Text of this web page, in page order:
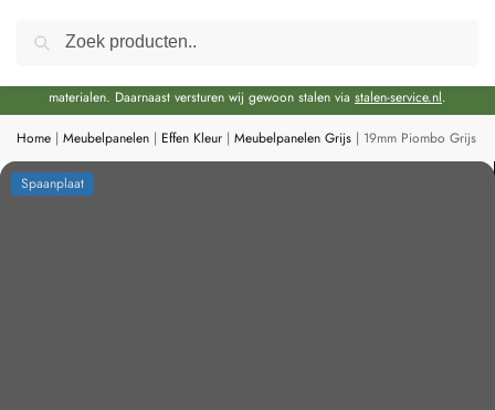
Door de bouwvakperiode geldt momenteel een extra levertijd van circa 3 weken
materialen. Daarnaast versturen wij gewoon stalen via stalen-service.nl.
Home | Meubelpanelen | Effen Kleur | Meubelpanelen Grijs | 19mm Piombo Grijs
Spaanplaat